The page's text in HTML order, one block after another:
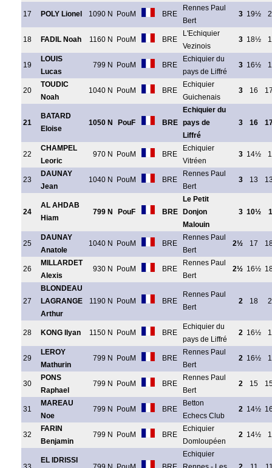
17 POLY Lionel 1090 N PouM BRE
Rennes Paul
Bert
3 19½
18 FADIL Noah 1160 N PouM BRE
L'Echiquier
Vezinois
3 18½
19
LOUIS
Lucas
799 N PouM BRE
Echiquier du
pays de Liffré
3 16½
20
TOUDIC
Noah
1040 N PouM BRE
Echiquier
Guichenais
3 16
21
BATARD
Eloise
1050 N PouF BRE
Echiquier du
pays de
Liffré
3 16
22
CHAMPEL
Leoric
970 N PouM BRE
Echiquier
Vitréen
3 14½
23
DAUNAY
Jean
1040 N PouM BRE
Rennes Paul
Bert
3 13
24
AL AHDAB
Hiam
799 N PouF BRE
Le Petit
Donjon
Malouin
3 10½
25
DAUNAY
Anatole
1040 N PouM BRE
Rennes Paul
Bert
2½ 17
26
MILLARDET
Alexis
930 N PouM BRE
Rennes Paul
Bert
2½ 16½
27
BLONDEAU
LAGRANGE
Arthur
1190 N PouM BRE
Rennes Paul
Bert
2 18
28 KONG Ilyan 1150 N PouM BRE
Echiquier du
pays de Liffré
2 16½
29
LEROY
Mathurin
799 N PouM BRE
Rennes Paul
Bert
2 16½
30
PONS
Raphael
799 N PouM BRE
Rennes Paul
Bert
2 15
31
MAREAU
Noe
799 N PouM BRE
Betton
Echecs Club
2 14½
32
FARIN
Benjamin
799 N PouM BRE
Echiquier
Domloupéen
2 14½
EL IDRISSI
Echiquier